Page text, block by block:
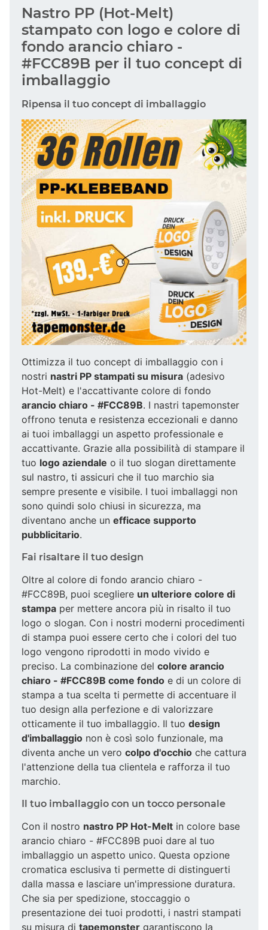
Nastro PP (Hot-Melt)
stampato con logo e colore di
fondo arancio chiaro -
#FCC89B per il tuo concept di
imballaggio
Ripensa il tuo concept di imballaggio
Ottimizza il tuo concept di imballaggio con i
nostri nastri PP stampati su misura (adesivo
Hot-Melt) e l'accattivante colore di fondo
arancio chiaro - #FCC89B. I nastri tapemonster
offrono tenuta e resistenza eccezionali e danno
ai tuoi imballaggi un aspetto professionale e
accattivante. Grazie alla possibilità di stampare il
tuo logo aziendale o il tuo slogan direttamente
sul nastro, ti assicuri che il tuo marchio sia
sempre presente e visibile. I tuoi imballaggi non
sono quindi solo chiusi in sicurezza, ma
diventano anche un efficace supporto
pubblicitario.
Fai risaltare il tuo design
Oltre al colore di fondo arancio chiaro -
#FCC89B, puoi scegliere un ulteriore colore di
stampa per mettere ancora più in risalto il tuo
logo o slogan. Con i nostri moderni procedimenti
di stampa puoi essere certo che i colori del tuo
logo vengono riprodotti in modo vivido e
preciso. La combinazione del colore arancio
chiaro - #FCC89B come fondo e di un colore di
stampa a tua scelta ti permette di accentuare il
tuo design alla perfezione e di valorizzare
otticamente il tuo imballaggio. Il tuo design
d'imballaggio non è così solo funzionale, ma
diventa anche un vero colpo d'occhio che cattura
l'attenzione della tua clientela e rafforza il tuo
marchio.
Il tuo imballaggio con un tocco personale
Con il nostro nastro PP Hot-Melt in colore base
arancio chiaro - #FCC89B puoi dare al tuo
imballaggio un aspetto unico. Questa opzione
cromatica esclusiva ti permette di distinguerti
dalla massa e lasciare un'impressione duratura.
Che sia per spedizione, stoccaggio o
presentazione dei tuoi prodotti, i nastri stampati
su misura di tapemonster garantiscono la